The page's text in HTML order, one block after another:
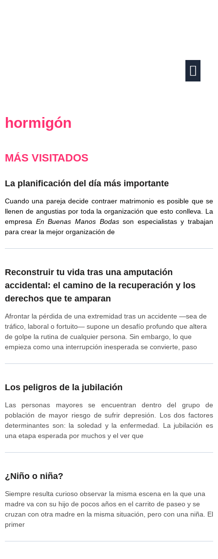
hormigón
MÁS VISITADOS
La planificación del día más importante
Cuando una pareja decide contraer matrimonio es posible que se
llenen de angustias por toda la organización que esto conlleva. La
empresa En Buenas Manos Bodasson especialistas y trabajan
para crear la mejor organización de
Reconstruir tu vida tras una amputación
accidental: el camino de la recuperación y los
derechos que te amparan
Afrontar la pérdida de una extremidad tras un accidente —sea de
tráfico, laboral o fortuito— supone un desafío profundo que altera
de golpe la rutina de cualquier persona. Sin embargo, lo que
empieza como una interrupción inesperada se convierte, paso
Los peligros de la jubilación
Las personas mayores se encuentran dentro del grupo de
población de mayor riesgo de sufrir depresión. Los dos factores
determinantes son: la soledad y la enfermedad. La jubilación es
una etapa esperada por muchos y el ver que
¿Niño o niña?
Siempre resulta curioso observar la misma escena en la que una
madre va con su hijo de pocos años en el carrito de paseo y se
cruzan con otra madre en la misma situación, pero con una niña. El
primer